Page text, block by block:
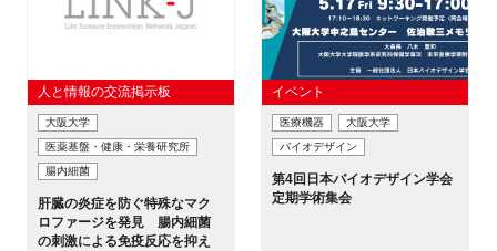
人と情報の交流掲示板
大阪大学
医薬基盤・健康・栄養研究所
腸内細菌
肝臓の炎症を防ぐ特殊なマク
ロファージを発見 腸内細菌
の刺激による免疫反応を抑え
イベント
医療機器
大阪大学
バイオデザイン
第4回日本バイオデザイン学会
定期学術集会